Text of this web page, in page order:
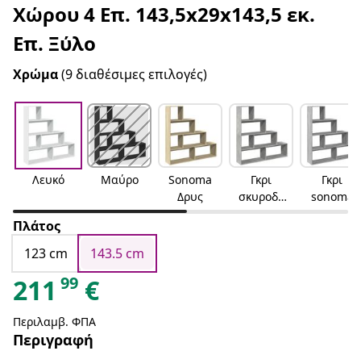
Χώρου 4 Επ. 143,5x29x143,5 εκ.
Επ. Ξύλο
Χρώμα(9 διαθέσιμες επιλογές)
Λευκό Μαύρο
Sonoma
Δρυς
Γκρι
σκυροδέ
ματος
Γκρι
sonoma
Πλάτος
123 cm
143.5 cm
211 99 €
Περιλαμβ. ΦΠΑ
Περιγραφή